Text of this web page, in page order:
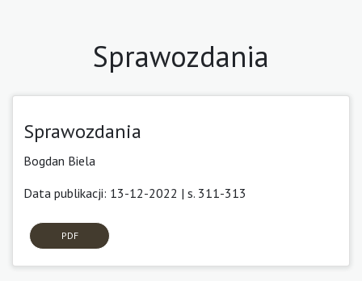
Sprawozdania
Sprawozdania
Bogdan Biela
Data publikacji: 13-12-2022 | s. 311-313
PDF